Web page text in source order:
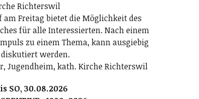
Richterswil
am Freitag bietet die Möglichkeit des
für alle Interessierten. Nach einem
zu einem Thema, kann ausgiebig
werden.
Jugendheim, kath. Kirche Richterswil
SO, 30.08.2026